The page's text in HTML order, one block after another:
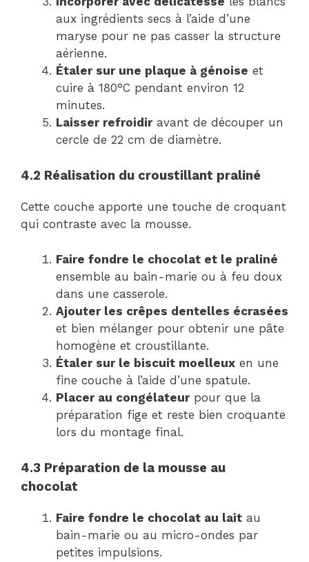
aux ingrédients secs à l’aide d’une
maryse pour ne pas casser la structure
aérienne.
Étaler sur une plaque à génoise et
cuire à 180°C pendant environ 12
minutes.
Laisser refroidiravant de découper un
cercle de 22 cm de diamètre.
4.2 Réalisation du croustillant praliné
Cette couche apporte une touche de croquant
qui contraste avec la mousse.
Faire fondre le chocolat et le praliné
ensemble au bain-marie ou à feu doux
dans une casserole.
Ajouter les crêpes dentelles écrasées
et bien mélanger pour obtenir une pâte
homogène et croustillante.
Étaler sur le biscuit moelleux en une
fine couche à l’aide d’une spatule.
Placer au congélateurpour que la
préparation fige et reste bien croquante
lors du montage final.
4.3 Préparation de la mousse au
chocolat
Faire fondre le chocolat au lait au
bain-marie ou au micro-ondes par
petites impulsions.